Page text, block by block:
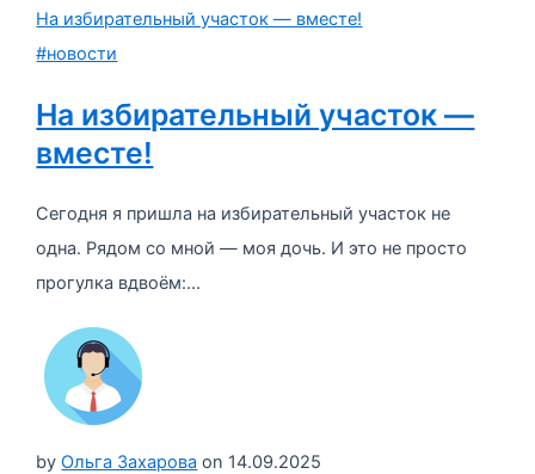
На избирательный участок — вместе!
#новости
На избирательный участок —
вместе!
Сегодня я пришла на избирательный участок не
одна. Рядом со мной — моя дочь. И это не просто
прогулка вдвоём:...
byОльга Захарова on 14.09.2025